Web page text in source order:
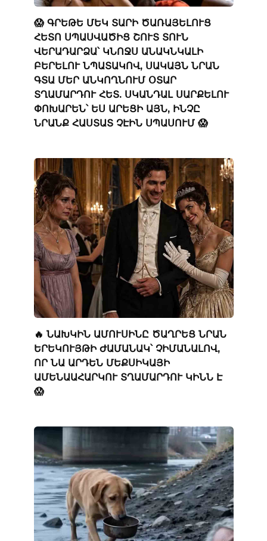
😱 ԳՐԵԹԵ ՄԵԿ ՏԱՐԻ ԾԱՌԱՅԵԼՈՒՑ
ՀԵՏՈ ՍՊԱՍՎԱԾԻՑ ՇՈՒՏ ՏՈՒՆ
ՎԵՐԱԴԱՐՁԱ՝ ԿՆՈՋՍ ԱՆԱԿՆԿԱԼԻ
ԲԵՐԵԼՈՒ ՆՊԱՏԱԿՈՎ, ՍԱԿԱՅՆ ՆՐԱՆ
ԳՏԱ ՄԵՐ ԱՆԿՈՂՆՈՒՄ ՕՏԱՐ
ՏՂԱՄԱՐԴՈՒ ՀԵՏ. ՍԿԱՆԴԱԼ ՍԱՐՔԵԼՈՒ
ՓՈԽԱՐԵՆ՝ ԵՍ ԱՐԵՑԻ ԱՅՆ, ԻՆՉԸ
ՆՐԱՆՔ ՀԱՍՏԱՏ ՉԷԻՆ ՍՊԱՍՈՒՄ 😱
🔥 ՆԱԽԿԻՆ ԱՄՈՒՍԻՆԸ ԾԱՂՐԵՑ ՆՐԱՆ
ԵՐԵԿՈՒՅԹԻ ԺԱՄԱՆԱԿ՝ ՉԻՄԱՆԱԼՈՎ,
ՈՐ ՆԱ ԱՐԴԵՆ ՄԵՔՍԻԿԱՅԻ
ԱՄԵՆԱԱՀԱՐԿՈՒ ՏՂԱՄԱՐԴՈՒ ԿԻՆՆ Է
😱